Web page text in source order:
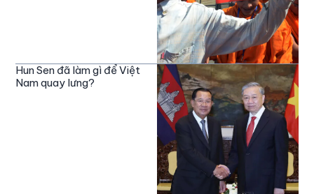
Hun Sen đã làm gì để Việt
Nam quay lưng?